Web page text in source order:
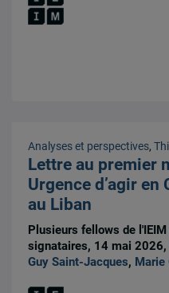
Analyses et perspectives,
Lettre au premier
Urgence d’agir en
au Liban
Plusieurs fellows de
signataires, 14 mai
Guy Saint-Jacques, Marie